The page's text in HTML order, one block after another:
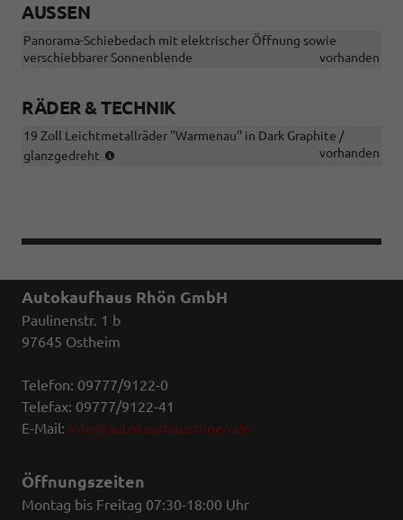
AUSSEN
Panorama-Schiebedach mit elektrischer Öffnung sowie
verschiebbarer Sonnenblende
vorhanden
RÄDER & TECHNIK
19 Zoll Leichtmetallräder ''Warmenau'' in Dark Graphite /
glanzgedreht
vorhanden
Autokaufhaus Rhön GmbH
Paulinenstr. 1 b
97645 Ostheim
Telefon: 09777/9122-0
Telefax: 09777/9122-41
E-Mail: info@autokaufhausrhoen.de
Öffnungszeiten
Montag bis Freitag 07:30-18:00 Uhr